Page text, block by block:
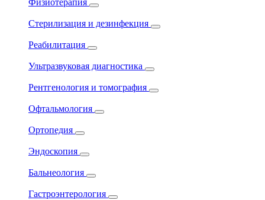
Физиотерапия
Стерилизация и дезинфекция
Реабилитация
Ультразвуковая диагностика
Рентгенология и томография
Офтальмология
Ортопедия
Эндоскопия
Бальнеология
Гастроэнтерология